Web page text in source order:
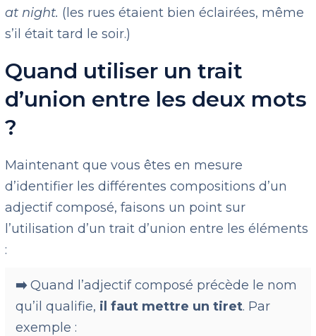
at night. (les rues étaient bien éclairées, même
s’il était tard le soir.)
Quand utiliser un trait
d’union entre les deux mots
?
Maintenant que vous êtes en mesure
d’identifier les différentes compositions d’un
adjectif composé, faisons un point sur
l’utilisation d’un trait d’union entre les éléments
:
➡️Quand l’adjectif composé précède le nom
qu’il qualifie, il faut mettre un tiret. Par
exemple :